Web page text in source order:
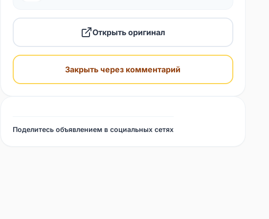
Открыть оригинал
Закрыть через комментарий
Поделитесь объявлением в социальных сетях